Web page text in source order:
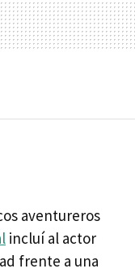
aventureros
incluí al actor
frente a una